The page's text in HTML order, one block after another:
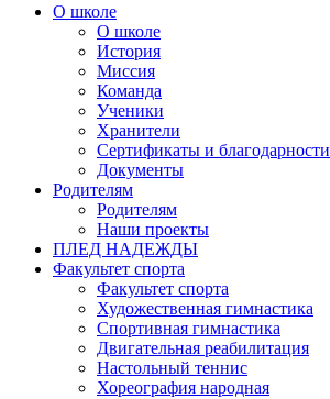
О школе
О школе
История
Миссия
Команда
Ученики
Хранители
Сертификаты и благодарности
Документы
Родителям
Родителям
Наши проекты
ПЛЕД НАДЕЖДЫ
Факультет спорта
Факультет спорта
Художественная гимнастика
Спортивная гимнастика
Двигательная реабилитация
Настольный теннис
Хореография народная